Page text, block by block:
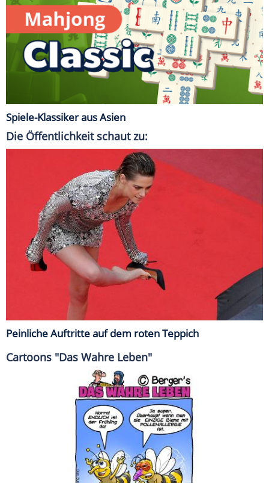
Spiele-Klassiker aus Asien
Die Öffentlichkeit schaut zu:
Peinliche Auftritte auf dem roten Teppich
Cartoons "Das Wahre Leben"